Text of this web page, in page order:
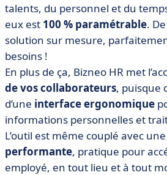
talents, du personnel et du
eux est 100 % paramétrable.
solution sur mesure,
besoins !
En plus de ça, Bizneo HR met
de vos collaborateurs, puisque
d’une interface ergonomique
informations personnelles et
L’outil est même couplé avec une
performante, pratique pour
employé, en tout lieu et à tout